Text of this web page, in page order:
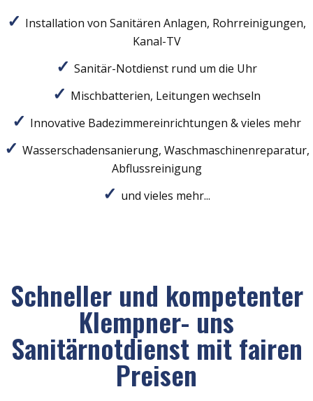
Installation von Sanitären Anlagen, Rohrreinigungen,
Kanal-TV
Sanitär-Notdienst rund um die Uhr
Mischbatterien, Leitungen wechseln
Innovative Badezimmereinrichtungen & vieles mehr
Wasserschadensanierung, Waschmaschinenreparatur,
Abflussreinigung
und vieles mehr...
Schneller und kompetenter
Klempner- uns
Sanitärnotdienst mit fairen
Preisen